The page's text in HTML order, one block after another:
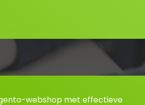
webshop met effectieve